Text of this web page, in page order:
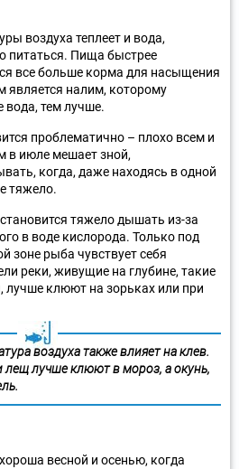
воздуха теплеет и вода,
питаться. Пища быстрее
все больше корма для насыщения
является налим, которому
вода, тем лучше.
проблематично – плохо всем и
в июле мешает зной,
когда, даже находясь в одной
тяжело.
тяжело дышать из-за
в воде кислорода. Только под
зоне рыба чувствует себя
реки, живущие на глубине, такие
лучше клюют на зорьках или при
воздуха также влияет на клев.
лещ лучше клюют в мороз, а окунь,
весной и осенью, когда